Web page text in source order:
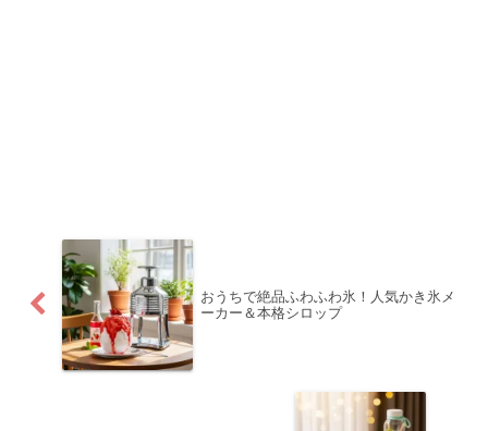
おうちで絶品ふわふわ氷！人気かき氷メ
ーカー＆本格シロップ